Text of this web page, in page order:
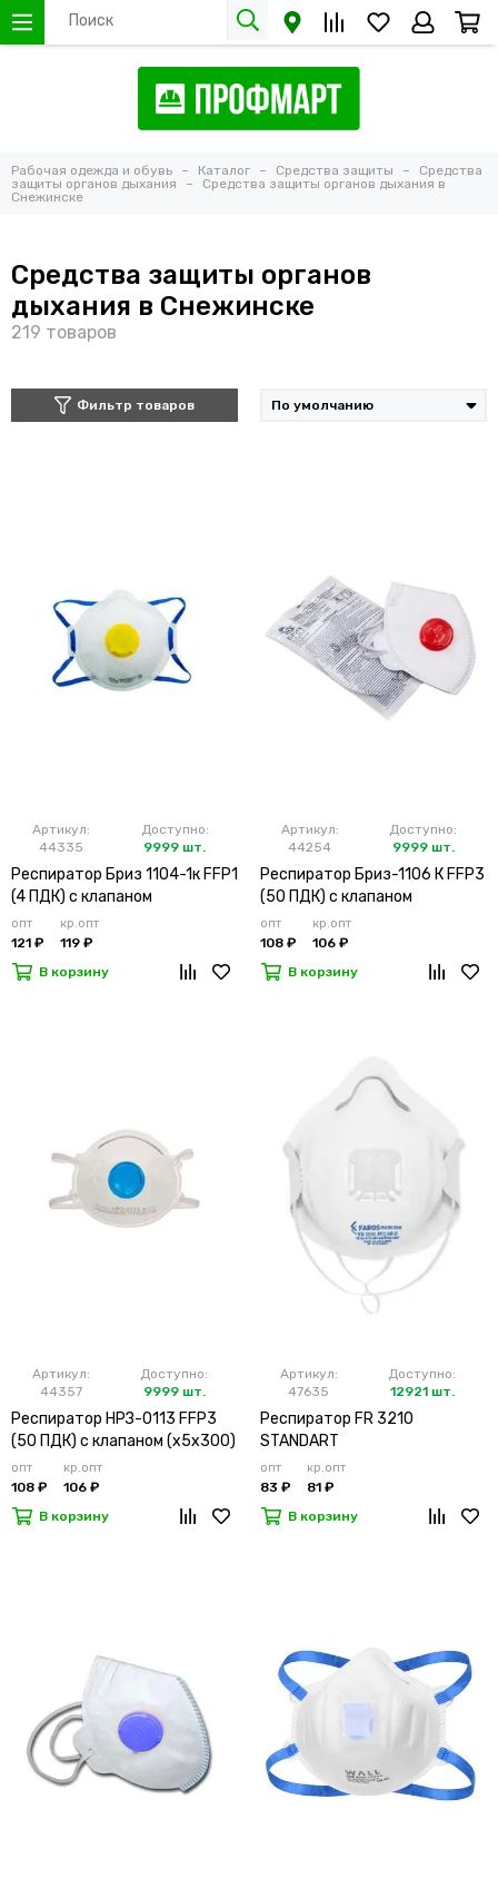
Рабочая одежда и обувь Каталог Средства защиты
Средства
защиты органов дыхания
Средства защиты органов дыхания в
Снежинске
Средства защиты органов
дыхания в Снежинске
Фильтр товаров
Артикул:
44335
Доступно:
9999 шт.
Респиратор Бриз 1104-1к FFP1
(4 ПДК) с клапаном
опт
121 ₽
кр.опт
119 ₽
В корзину
Артикул:
44254
Доступно:
9999 шт.
Респиратор Бриз-1106 К FFP3
(50 ПДК) с клапаном
опт
108 ₽
кр.опт
106 ₽
В корзину
Артикул:
44357
Доступно:
9999 шт.
Респиратор НРЗ-0113 FFP3
(50 ПДК) с клапаном (х5х300)
опт
108 ₽
кр.опт
106 ₽
В корзину
Артикул:
47635
Доступно:
12921 шт.
Респиратор FR 3210
STANDART
опт
83 ₽
кр.опт
81 ₽
В корзину